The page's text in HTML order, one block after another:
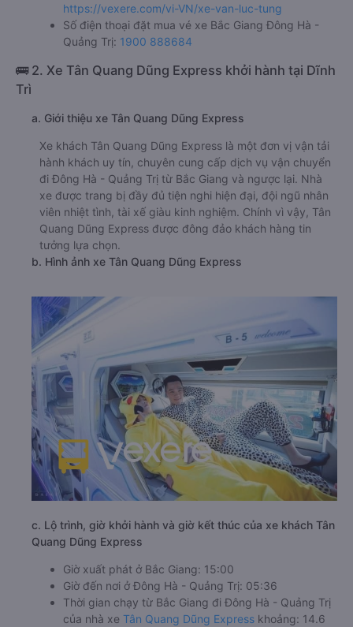
https://vexere.com/vi-VN/xe-van-luc-tung
Số điện thoại đặt mua vé xe Bắc Giang Đông Hà -
Quảng Trị: 1900 888684
🚌 2. Xe Tân Quang Dũng Express khởi hành tại Dĩnh
Trì
a. Giới thiệu xe Tân Quang Dũng Express
Xe khách Tân Quang Dũng Express là một đơn vị vận tải
hành khách uy tín, chuyên cung cấp dịch vụ vận chuyển
đi Đông Hà - Quảng Trị từ Bắc Giang và ngược lại. Nhà
xe được trang bị đầy đủ tiện nghi hiện đại, đội ngũ nhân
viên nhiệt tình, tài xế giàu kinh nghiệm. Chính vì vậy, Tân
Quang Dũng Express được đông đảo khách hàng tin
tưởng lựa chọn.
b. Hình ảnh xe Tân Quang Dũng Express
c. Lộ trình, giờ khởi hành và giờ kết thúc của xe khách Tân
Quang Dũng Express
Giờ xuất phát ở Bắc Giang: 15:00
Giờ đến nơi ở Đông Hà - Quảng Trị: 05:36
Thời gian chạy từ Bắc Giang đi Đông Hà - Quảng Trị
của nhà xe Tân Quang Dũng Express khoảng: 14.6